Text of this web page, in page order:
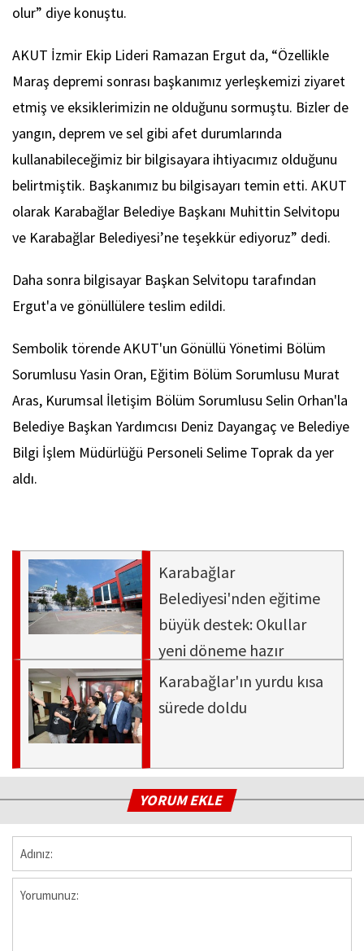
olur” diye konuştu.
AKUT İzmir Ekip Lideri Ramazan Ergut da, “Özellikle
Maraş depremi sonrası başkanımız yerleşkemizi ziyaret
etmiş ve eksiklerimizin ne olduğunu sormuştu. Bizler de
yangın, deprem ve sel gibi afet durumlarında
kullanabileceğimiz bir bilgisayara ihtiyacımız olduğunu
belirtmiştik. Başkanımız bu bilgisayarı temin etti. AKUT
olarak Karabağlar Belediye Başkanı Muhittin Selvitopu
ve Karabağlar Belediyesi’ne teşekkür ediyoruz” dedi.
Daha sonra bilgisayar Başkan Selvitopu tarafından
Ergut'a ve gönüllülere teslim edildi.
Sembolik törende AKUT'un Gönüllü Yönetimi Bölüm
Sorumlusu Yasin Oran, Eğitim Bölüm Sorumlusu Murat
Aras, Kurumsal İletişim Bölüm Sorumlusu Selin Orhan'la
Belediye Başkan Yardımcısı Deniz Dayangaç ve Belediye
Bilgi İşlem Müdürlüğü Personeli Selime Toprak da yer
aldı.
Karabağlar
Belediyesi'nden eğitime
büyük destek: Okullar
yeni döneme hazır
Karabağlar'ın yurdu kısa
sürede doldu
YORUM EKLE